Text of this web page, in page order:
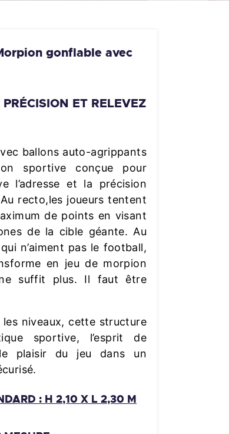
gonflable avec
ET RELEVEZ
ballons auto-agrippants
sportive conçue pour
l’adresse et la précision
recto,les joueurs tentent
de points en visant
de la cible géante. Au
n’aiment pas le football,
en jeu de morpion
suffit plus. Il faut être
les niveaux, cette structure
sportive, l’esprit de
plaisir du jeu dans un
: H 2,10 X L 2,30 M